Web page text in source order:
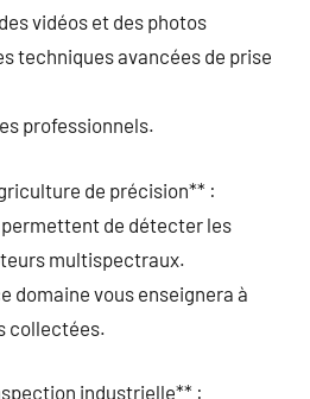
vidéos et des photos
techniques avancées de prise
professionnels.
de précision** :
de détecter les
multispectraux.
domaine vous enseignera à
collectées.
industrielle** :